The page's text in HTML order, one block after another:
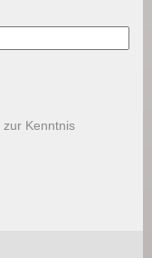
zur Kenntnis